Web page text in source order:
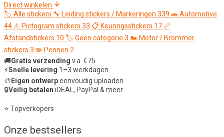
Direct winkelen
🏷️ Alle stickers 🔧 Leiding stickers / Markeringen 339 🚗Automotive
44 ⚠️ Pictogram stickers 33 📋 Keuringsstickers 17 📏
Afstandstickers 10 🏷️ Geen categorie 3 🏍️ Motor / Brommer
stickers 3 ✏️ Pennen 2
🚚Gratis verzending v.a. €75
⚡Snelle levering 1–3 werkdagen
🎨 Eigen ontwerpeenvoudig uploaden
🔒Veilig betalen iDEAL, PayPal & meer
⭐ Topverkopers
Onze bestsellers